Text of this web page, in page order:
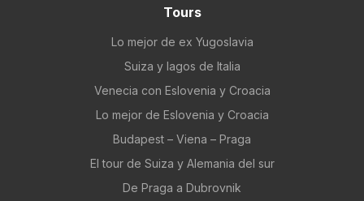
Tours
Lo mejor de ex Yugoslavia
Suiza y lagos de Italia
Venecia con Eslovenia y Croacia
Lo mejor de Eslovenia y Croacia
Budapest – Viena – Praga
El tour de Suiza y Alemania del sur
De Praga a Dubrovnik